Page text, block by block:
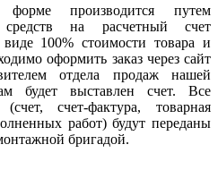
производится путем
на расчетный счет
100% стоимости товара и
оформить заказ через сайт
отдела продаж нашей
будет выставлен счет. Все
счет-фактура, товарная
работ) будут переданы
бригадой.